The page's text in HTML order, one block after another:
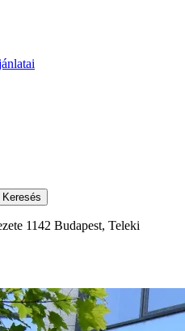
Keresés
1142 Budapest, Teleki